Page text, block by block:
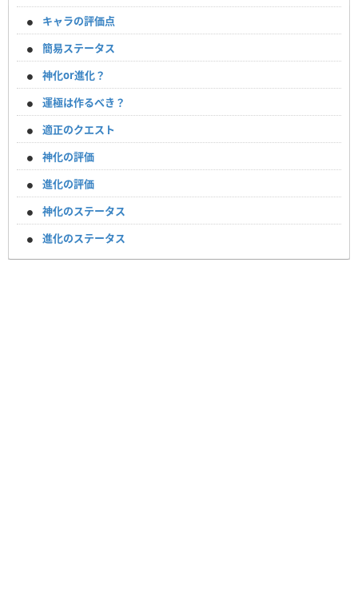
キャラの評価点
簡易ステータス
神化or進化？
運極は作るべき？
適正のクエスト
神化の評価
進化の評価
神化のステータス
進化のステータス